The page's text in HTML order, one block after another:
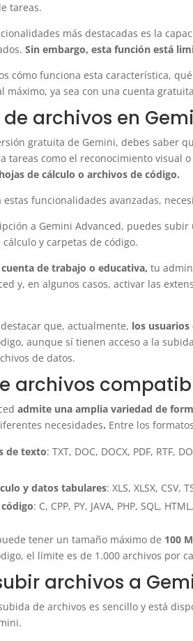
tareas.
más destacadas es la
Sin embargo, esta función está
cómo funciona esta característica,
máximo, ya sea con una cuenta
archivos en
gratuita de Gemini, debes saber
tareas como el reconocimiento visual
de cálculo o archivos de código.
estas funcionalidades avanzadas,
a Gemini Advanced, puedes
y carpetas de código.
de trabajo o educativa,tu
y, en algunos casos, activar las
que, actualmente, los
aunque sí tienen acceso a la
de datos.
archivos
admite una amplia variedad de
necesidades. Entre los
de texto: TXT, DOC, DOCX, PDF, RTF,
y datos tabulares: XLS, XLSX, CSV,
: C, CPP, PY, JAVA, PHP, SQL,
tener un tamaño máximo de 100
el límite es de 1.000 archivos por
archivos a
de archivos es sencillo y está